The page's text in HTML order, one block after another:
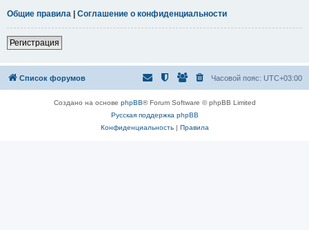
Общие правила | Соглашение о конфиденциальности
Регистрация
Список форумов Часовой пояс: UTC+03:00
Создано на основе phpBB® Forum Software © phpBB Limited
Русская поддержка phpBB
Конфиденциальность| Правила